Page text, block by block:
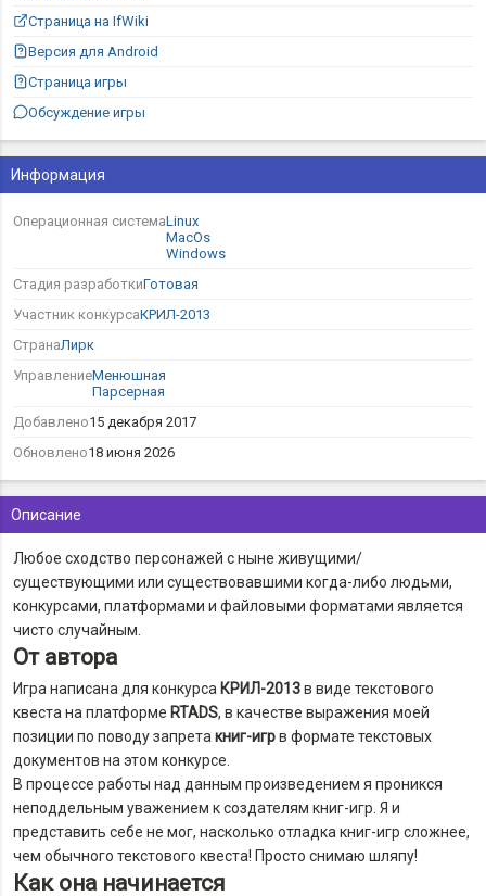
Описание
Любое сходство персонажей с ныне живущими/
существующими или существовавшими когда-либо людьми,
конкурсами, платформами и файловыми форматами является
чисто случайным.
От автора
Игра написана для конкурса КРИЛ-2013в виде текстового
квеста на платформе RTADS, в качестве выражения моей
позиции по поводу запрета книг-игрв формате текстовых
документов на этом конкурсе.
В процессе работы над данным произведением я проникся
неподдельным уважением к создателям книг-игр. Я и
представить себе не мог, насколько отладка книг-игр сложнее,
чем обычного текстового квеста! Просто снимаю шляпу!
Как она начинается
Страница на IfWiki
Версия для Android
Страница игры
Обсуждение игры
Информация
Операционная системаLinux
MacOs
Windows
Стадия разработкиГотовая
Участник конкурсаКРИЛ-2013
СтранаЛирк
УправлениеМенюшная
Парсерная
Добавлено15 декабря 2017
Обновлено18 июня 2026